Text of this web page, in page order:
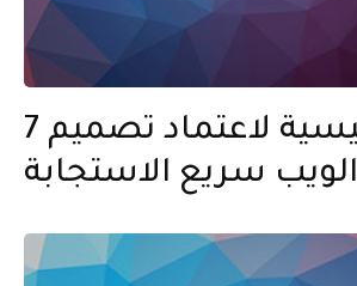
7 أسباب رئيسية لاعتماد تصميم
الويب سريع الاستجابة